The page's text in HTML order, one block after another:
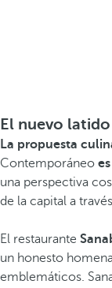
El nuevo
La propuesta
Contemporáneo
una perspectiva
de la capital a
El restaurante
un honesto
emblemáticos.